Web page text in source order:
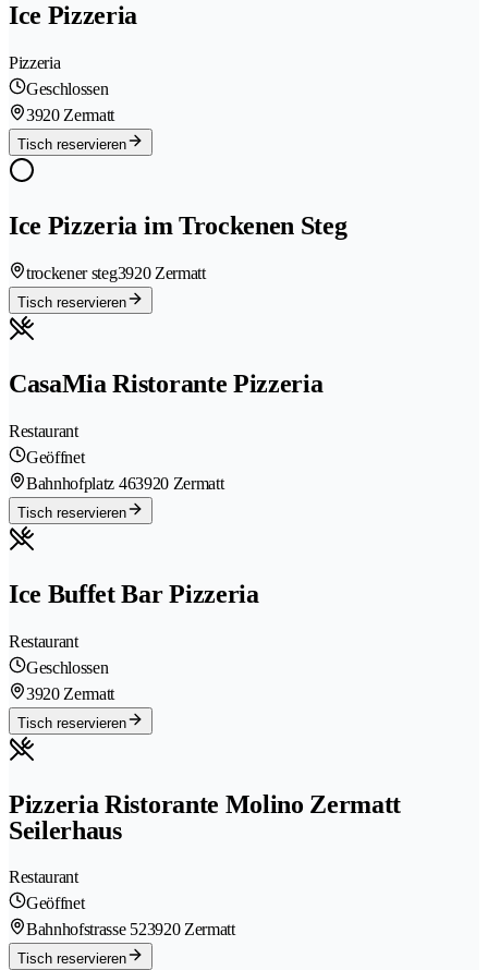
Ice Pizzeria
Pizzeria
Geschlossen
3920 Zermatt
Tisch reservieren
Ice Pizzeria im Trockenen Steg
trockener steg3920 Zermatt
Tisch reservieren
CasaMia Ristorante Pizzeria
Restaurant
Geöffnet
Bahnhofplatz 463920 Zermatt
Tisch reservieren
Ice Buffet Bar Pizzeria
Restaurant
Geschlossen
3920 Zermatt
Tisch reservieren
Pizzeria Ristorante Molino Zermatt
Seilerhaus
Restaurant
Geöffnet
Bahnhofstrasse 523920 Zermatt
Tisch reservieren